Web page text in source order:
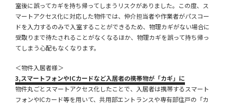
室後に誤ってカギを持ち帰ってしまうリスクがありました。この度、ス
マートアクセス化に対応した物件では、仲介担当者や作業者がパスコー
ドを入力するのみで入室することができるため、物理カギがない場合に
受取りまで待たされることがなくなるほか、物理カギを誤って持ち帰っ
てしまう心配もなくなります。
＜物件入居者様＞
3,スマートフォンやICカードなど入居者の携帯物が「カギ」に
物件丸ごとスマートアクセス化したことで、入居者は携帯するスマート
フォンやICカード等を用いて、共用部エントランスや専有部住戸の「カ